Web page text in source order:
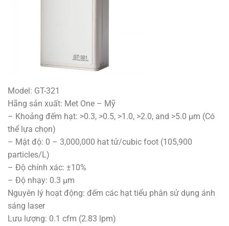
Model: GT-321
Hãng sản xuất: Met One – Mỹ
– Khoảng đếm hạt: >0.3, >0.5, >1.0, >2.0, and >5.0 μm (Có
thể lựa chọn)
– Mật độ: 0 – 3,000,000 hat tử/cubic foot (105,900
particles/L)
– Độ chính xác: ±10%
– Độ nhạy: 0.3 μm
Nguyên lý hoạt động: đếm các hạt tiểu phân sử dụng ánh
sáng laser
Lưu lượng: 0.1 cfm (2.83 lpm)